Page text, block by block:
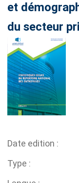
et
du secteur
Date edition
Type